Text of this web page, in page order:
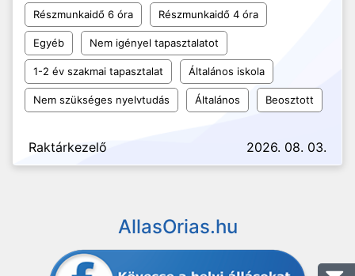
Részmunkaidő 6 óra Részmunkaidő 4 óra
Egyéb Nem igényel tapasztalatot
1-2 év szakmai tapasztalat Általános iskola
Nem szükséges nyelvtudás Általános Beosztott
Raktárkezelő 2026. 08. 03.
AllasOrias.hu